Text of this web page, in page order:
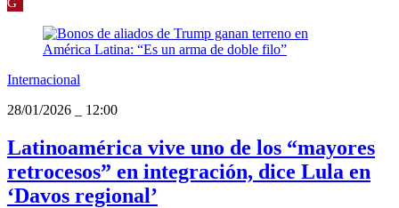
Internacional
28/01/2026
12:00
Latinoamérica vive uno de los “mayores
retrocesos” en integración, dice Lula en
‘Davos regional’